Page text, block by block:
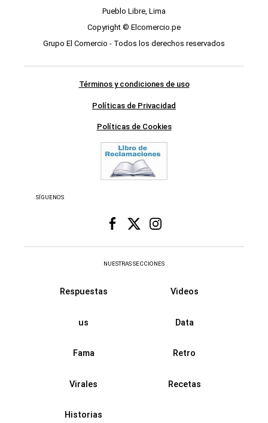
Pueblo Libre, Lima
Copyright © Elcomercio.pe
Grupo El Comercio - Todos los derechos reservados
Términos y condiciones de uso
Políticas de Privacidad
Políticas de Cookies
SÍGUENOS
NUESTRAS SECCIONES
Respuestas Videos
us Data
Fama Retro
Virales Recetas
Historias